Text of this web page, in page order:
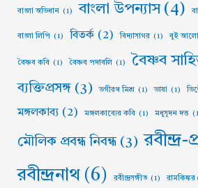
বাংলা অভিধান (1) বাংলা উপন্যাস (4)
বাংলা লিপি (1) বিতর্ক (2) বিদ্যাসাগর (1) বুই
বৈষ্ণব কবি (1) বৈষ্ণব পদাবলি (1) বৈষ্ণব
ব্যক্তিপ্রসঙ্গ (3) ভগীরথ মিশ্র (1) ভাষা (1)
মঙ্গলকাব্য (2) মঙ্গলকাব্যের কবি (1) মধুসূদন দত্ত
মৌলিক প্রবন্ধ নিবন্ধ (3) রবীন্দ্র-
রবীন্দ্রনাথ (6) রবীন্দ্রসঙ্গীত (1)